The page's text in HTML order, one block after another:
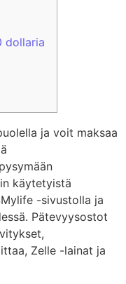
dollaria
ja voit maksaa
käytetyistä
-sivustolla ja
Pätevyysostot
Zelle -lainat ja